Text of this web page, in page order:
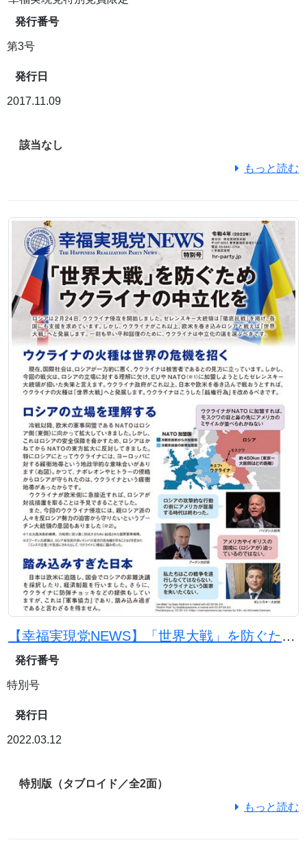
発行番号
第3号
発行日
2017.11.09
該当なし
もっと読む
【幸福実現党NEWS】「世界大戦」を防ぐためウクライナの中立化を
発行番号
特別号
発行日
2022.03.12
特別版（タブロイド／全2面）
もっと読む